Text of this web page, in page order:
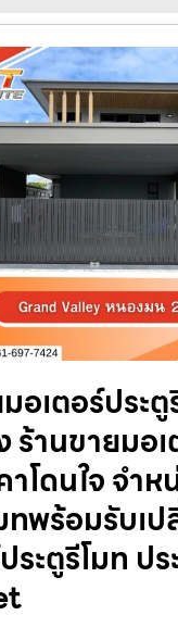
อเตอร์ประตู
านขายมอเ
าโดนใจ จำ
ทพร้อมรับเ
ระตูรีโมท ปร